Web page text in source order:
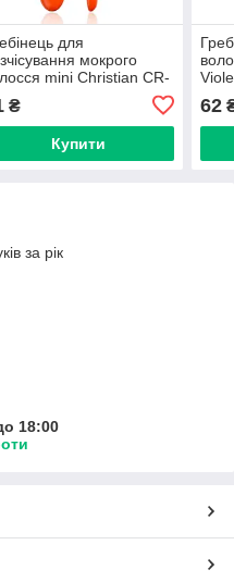
для
мокрого
mini Christian CR-
₴
Купити
62
за рік
18:00